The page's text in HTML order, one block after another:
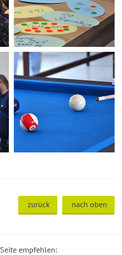
zurück nach oben
Seite empfehlen: